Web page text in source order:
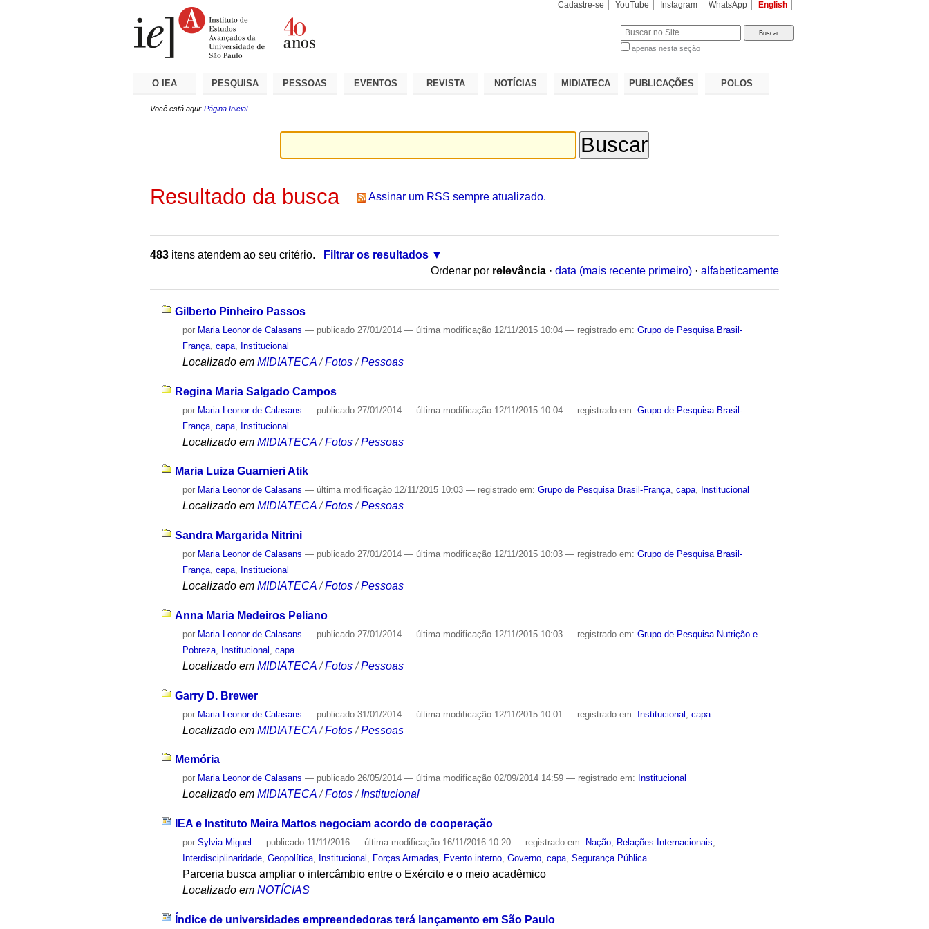
Cadastre-se YouTube Instagram WhatsApp English
apenas nesta seção
O IEA PESQUISA PESSOAS EVENTOS REVISTA NOTÍCIAS MIDIATECA PUBLICAÇÕES POLOS
Você está aqui: Página Inicial
Resultado da busca Assinar um RSS sempre atualizado.
483 itens atendem ao seu critério.
Filtrar os resultados
Ordenar por relevância · data (mais recente primeiro) · alfabeticamente
Gilberto Pinheiro Passos
por Maria Leonor de Calasans — publicado 27/01/2014— última modificação 12/11/2015 10:04— registrado em:Grupo de Pesquisa Brasil-
França ,capa Institucional
Localizado em MIDIATECA /Fotos /Pessoas
Regina Maria Salgado Campos
por Maria Leonor de Calasans — publicado 27/01/2014— última modificação 12/11/2015 10:04— registrado em:Grupo de Pesquisa Brasil-
França ,capa Institucional
Localizado em MIDIATECA /Fotos /Pessoas
Maria Luiza Guarnieri Atik
por Maria Leonor de Calasans — última modificação 12/11/2015 10:03— registrado em:Grupo de Pesquisa Brasil-França,capa, Institucional
Localizado em MIDIATECA /Fotos /Pessoas
Sandra Margarida Nitrini
por Maria Leonor de Calasans — publicado 27/01/2014— última modificação 12/11/2015 10:03— registrado em:Grupo de Pesquisa Brasil-
França,capa, Institucional
Localizado em MIDIATECA /Fotos /Pessoas
Anna Maria Medeiros Peliano
por Maria Leonor de Calasans — publicado 27/01/2014— última modificação 12/11/2015 10:03— registrado em:Grupo de Pesquisa Nutrição e
Pobreza
Institucional ,capa
Localizado em MIDIATECA /Fotos /Pessoas
Garry D. Brewer
por Maria Leonor de Calasans — publicado 31/01/2014— última modificação 12/11/2015 10:01— registrado em: Institucional ,capa
Localizado em MIDIATECA /Fotos /Pessoas
Memória
por Maria Leonor de Calasans — publicado 26/05/2014— última modificação 02/09/2014 14:59— registrado em: Institucional
Localizado em MIDIATECA /Fotos /Institucional
IEA e Instituto Meira Mattos negociam acordo de cooperação
porSylvia Miguel — publicado 11/11/2016— última modificação 16/11/2016 10:20— registrado em: Nação Relações Internacionais
Interdisciplinaridade ,Geopolítica Institucional Forças Armadas Evento interno ,Governo ,capa ,Segurança Pública
Parceria busca ampliar o intercâmbio entre o Exército e o meio acadêmico
Localizado em NOTÍCIAS
Índice de universidades empreendedoras terá lançamento em São Paulo